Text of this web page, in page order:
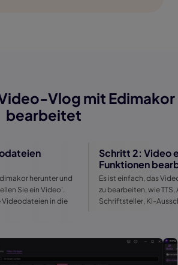
Vlog mit Edimakor
bearbeitet
herunter und
Sie ein Video'.
Videodateien in die
Schritt 2: Video
Funktionen
Es ist einfach, das
zu bearbeiten, wie
Schriftsteller, KI-